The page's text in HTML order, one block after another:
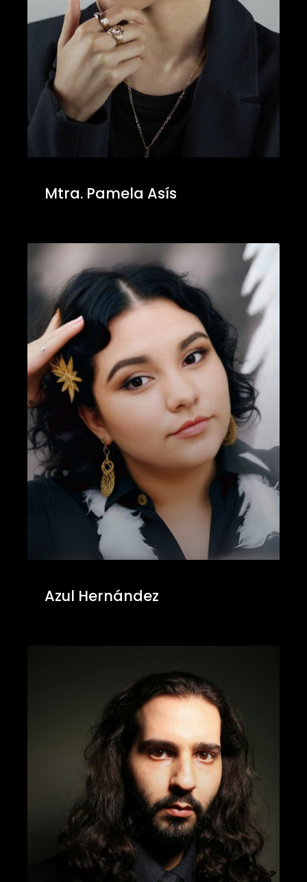
Mtra. Pamela Asís
Azul Hernández